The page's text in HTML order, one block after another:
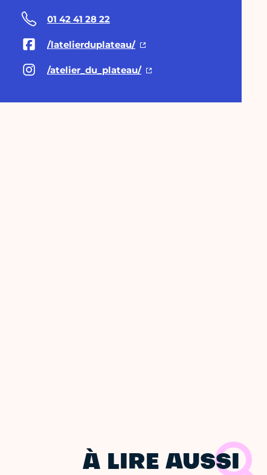
01 42 41 28 22
/latelierduplateau/
/atelier_du_plateau/
À LIRE AUSSI